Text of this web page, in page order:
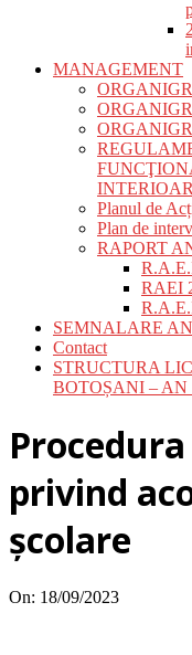
MANAGEMENT
Planul de
Plan de
RAPORT
RAEI
SEMNALARE
Contact
STRUCTURA
BOTOȘANI – AN
privind
școlare
On: 18/09/2023